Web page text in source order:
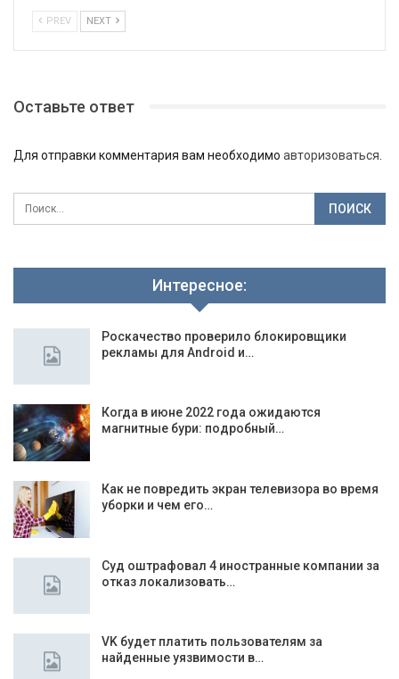
PREV NEXT
Оставьте ответ
Для отправки комментария вам необходимо авторизоваться
Интересное:
Роскачество проверило блокировщики
рекламы для Android и…
Когда в июне 2022 года ожидаются
магнитные бури: подробный…
Как не повредить экран телевизора во время
уборки и чем его…
Суд оштрафовал 4 иностранные компании за
отказ локализовать…
VK будет платить пользователям за
найденные уязвимости в…